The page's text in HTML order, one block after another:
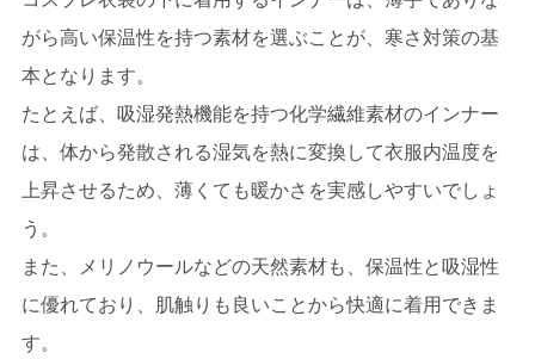
がら高い保温性を持つ素材を選ぶことが、寒さ対策の基
本となります。
たとえば、吸湿発熱機能を持つ化学繊維素材のインナー
は、体から発散される湿気を熱に変換して衣服内温度を
上昇させるため、薄くても暖かさを実感しやすいでしょ
う。
また、メリノウールなどの天然素材も、保温性と吸湿性
に優れており、肌触りも良いことから快適に着用できま
す。